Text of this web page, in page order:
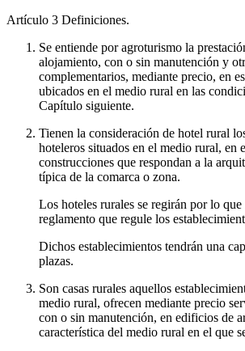
Artículo 3 Definiciones.
Se entiende por agroturismo la
alojamiento, con o sin manutención y
complementarios, mediante precio, en
ubicados en el medio rural en las
Capítulo siguiente.
Tienen la consideración de hotel rural
hoteleros situados en el medio rural, en
construcciones que respondan a la
típica de la comarca o zona.
Los hoteles rurales se regirán por lo que
reglamento que regule los
Dichos establecimientos tendrán una
plazas.
Son casas rurales aquellos
medio rural, ofrecen mediante precio
con o sin manutención, en edificios de
característica del medio rural en el que